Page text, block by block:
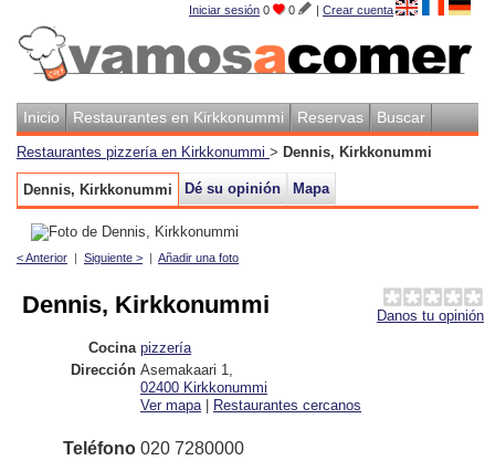
Iniciar sesión 0 0 | Crear cuenta
Inicio Restaurantes en Kirkkonummi Reservas Buscar
Restaurantes pizzería en Kirkkonummi > Dennis, Kirkkonummi
Dennis, Kirkkonummi Dé su opinión Mapa
< Anterior | Siguiente > | Añadir una foto
Danos tu opinión
Dennis, Kirkkonummi
Cocina pizzería
Dirección Asemakaari 1
02400 Kirkkonummi
Ver mapa | Restaurantes cercanos
Teléfono 020 7280000